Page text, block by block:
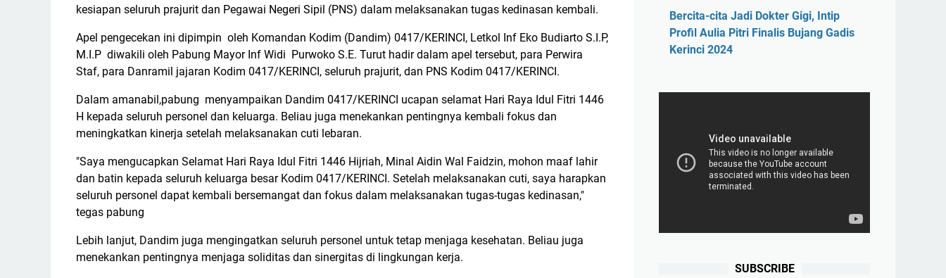
kesiapan seluruh prajurit dan Pegawai Negeri Sipil (PNS) dalam melaksanakan tugas kedinasan kembali.
Apel pengecekan ini dipimpin oleh Komandan Kodim (Dandim) 0417/KERINCI, Letkol Inf Eko Budiarto S.I.P,
M.I.P diwakili oleh Pabung Mayor Inf Widi Purwoko S.E. Turut hadir dalam apel tersebut, para Perwira
Staf, para Danramil jajaran Kodim 0417/KERINCI, seluruh prajurit, dan PNS Kodim 0417/KERINCI.
Dalam amanabil,pabung menyampaikan Dandim 0417/KERINCI ucapan selamat Hari Raya Idul Fitri 1446
H kepada seluruh personel dan keluarga. Beliau juga menekankan pentingnya kembali fokus dan
meningkatkan kinerja setelah melaksanakan cuti lebaran.
"Saya mengucapkan Selamat Hari Raya Idul Fitri 1446 Hijriah, Minal Aidin Wal Faidzin, mohon maaf lahir
dan batin kepada seluruh keluarga besar Kodim 0417/KERINCI. Setelah melaksanakan cuti, saya harapkan
seluruh personel dapat kembali bersemangat dan fokus dalam melaksanakan tugas-tugas kedinasan,"
tegas pabung
Lebih lanjut, Dandim juga mengingatkan seluruh personel untuk tetap menjaga kesehatan. Beliau juga
menekankan pentingnya menjaga soliditas dan sinergitas di lingkungan kerja.
Bercita-cita Jadi Dokter Gigi, Intip
Profil Aulia Pitri Finalis Bujang Gadis
Kerinci 2024
SUBSCRIBE